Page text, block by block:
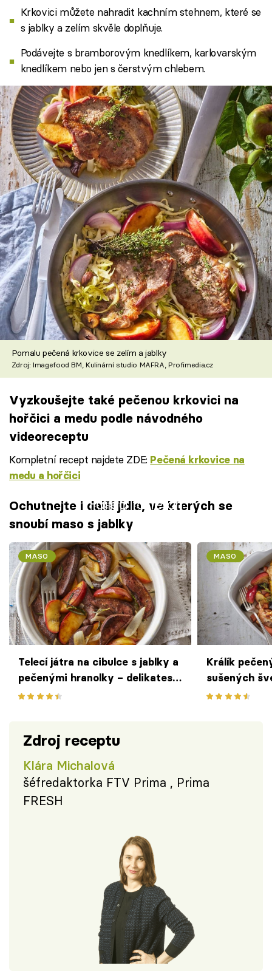
Krkovici můžete nahradit kachním stehnem, které se
s jablky a zelím skvěle doplňuje.
Podávejte s bramborovým knedlíkem, karlovarským
knedlíkem nebo jen s čerstvým chlebem.
Pomalu pečená krkovice se zelím a jablky
Zdroj: Imagefood BM, Kulinární studio MAFRA, Profimedia.cz
Vyzkoušejte také pečenou krkovici na
hořčici a medu podle návodného
videoreceptu
Kompletní recept najdete ZDE: Pečená krkovice na
medu a hořčici
Failed to fetch
Ochutnejte i další jídla, ve kterých se
snoubí maso s jablky
MASO
Telecí játra na cibulce s jablky a
pečenými hranolky – delikatesa
plná podzimních surovin
MASO
Králík
sušených
specialita
Zdroj receptu
Klára Michalová
šéfredaktorka FTV Prima , Prima
FRESH